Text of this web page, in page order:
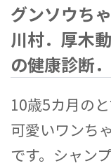
グンソウち
川村．厚木
の健康診断
10歳5カ月の
可愛いワンち
です。シャン